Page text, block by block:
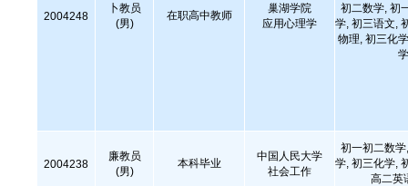
2004248
卜教员
(男)
在职高中教师
巢湖学院
应用心理学
初二数学, 初
学, 初三语文,
物理, 初三化
2004238
廉教员
(男)
本科毕业
中国人民大学
社会工作
初一初二数
学, 初三化学,
高二英